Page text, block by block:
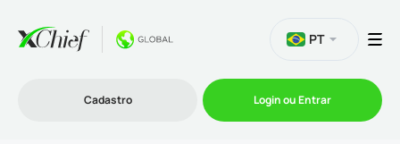
PT
Cadastro Login ou Entrar